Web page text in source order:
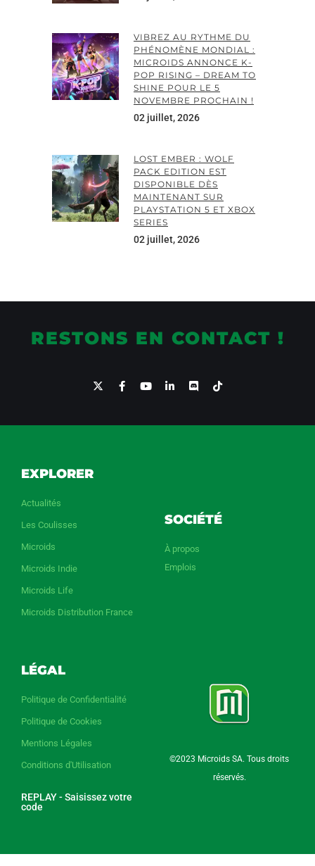
VIBREZ AU RYTHME DU
PHÉNOMÈNE MONDIAL :
MICROIDS ANNONCE K-
POP RISING – DREAM TO
SHINE POUR LE 5
NOVEMBRE PROCHAIN !
02 juillet, 2026
LOST EMBER : WOLF
PACK EDITION EST
DISPONIBLE DÈS
MAINTENANT SUR
PLAYSTATION 5 ET XBOX
SERIES
02 juillet, 2026
RESTONS EN CONTACT !
EXPLORER
Actualités
Les Coulisses
Microids
Microids Indie
Microids Life
Microids Distribution France
SOCIÉTÉ
À propos
Emplois
LÉGAL
Politique de Confidentialité
Politique de Cookies
Mentions Légales
Conditions d'Utilisation
REPLAY - Saisissez votre
code
©2023 Microids SA. Tous droits
réservés.